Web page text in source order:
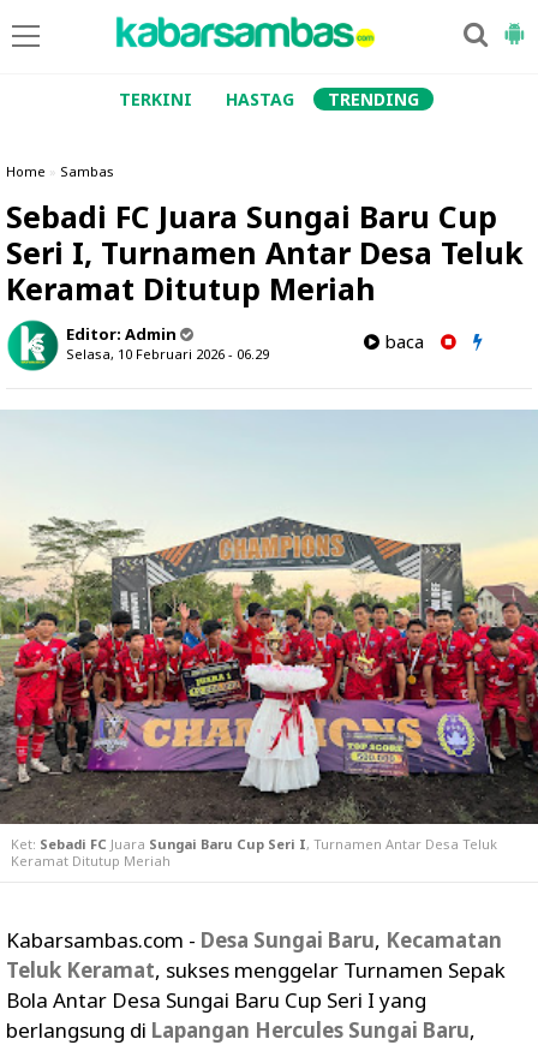
TERKINI HASTAG TRENDING
Home » Sambas
Sebadi FC Juara Sungai Baru Cup
Seri I, Turnamen Antar Desa Teluk
Keramat Ditutup Meriah
Editor: Admin
Selasa, 10 Februari 2026 - 06.29
baca
Ket: Sebadi FC Juara Sungai Baru Cup Seri I, Turnamen Antar Desa Teluk
Keramat Ditutup Meriah
Kabarsambas.com - Desa Sungai Baru, Kecamatan
Teluk Keramat, sukses menggelar Turnamen Sepak
Bola Antar Desa Sungai Baru Cup Seri I yang
berlangsung di Lapangan Hercules Sungai Baru,